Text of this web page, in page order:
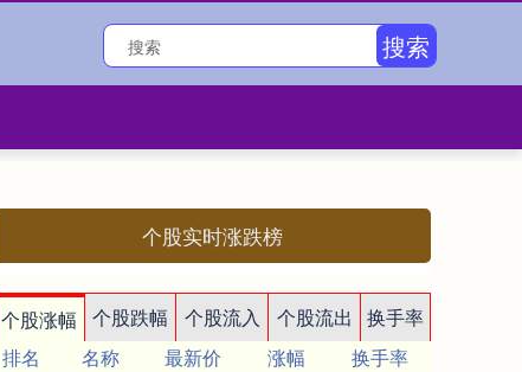
搜索
个股实时涨跌榜
个股涨幅 个股跌幅 个股流入 个股流出
换手率
排名
名称 最新价 涨幅
换手率